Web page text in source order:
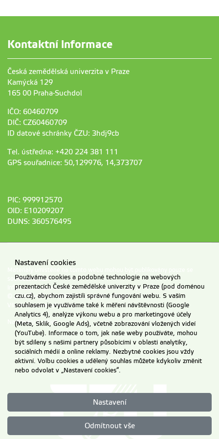
Kontaktní informace
Česká zemědělská univerzita v Praze
Kamýcká 129
165 00 Praha-Suchdol
IČO: 60460709
DIČ: CZ60460709
ID datové schránky ČZU: 3hdj9cb
Tel. ústředna: +420 224 381 111
GPS souřadnice: 50,129976, 14,373707
PIC: 999912570
OID: E10209207
DUNS: 360576495
souhlasem ČZU.
Informace o zpracování a ochraně osobních údajů na ČZU v Praze.
© 2026 Česká zemědělská univerzita v Praze
Všechna práva vyhrazena
Nastavení cookies
Nastavení cookies
Používáme cookies a podobné technologie na webových
prezentacích České zemědělské univerzity v Praze (pod doménou
czu.cz), abychom zajistili správné fungování webu. S vaším
souhlasem je využíváme také k měření návštěvnosti (Google
Analytics 4), analýze výkonu webu a pro marketingové účely
(Meta, Sklik, Google Ads), včetně zobrazování vložených videí
(YouTube). Informace o tom, jak naše weby používáte, mohou
být sdíleny s našimi partnery působícími v oblasti analytiky,
sociálních médií a online reklamy. Nezbytné cookies jsou vždy
aktivní. Volbu cookies a udělený souhlas můžete kdykoliv změnit
nebo odvolat v „Nastavení cookies“.
Nastavení
Odmítnout vše